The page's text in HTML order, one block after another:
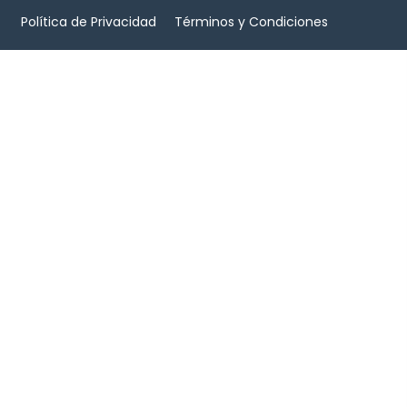
Política de Privacidad Términos y Condiciones